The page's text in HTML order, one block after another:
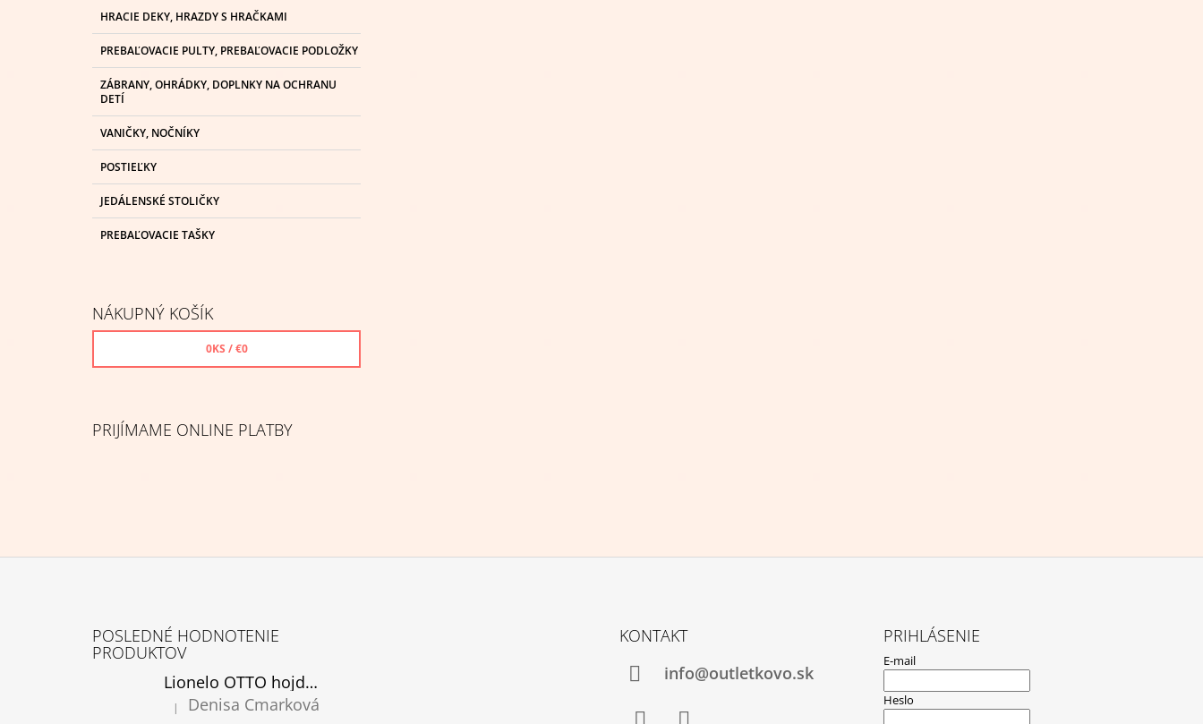
HRACIE DEKY, HRAZDY S HRAČKAMI
PREBAĽOVACIE PULTY, PREBAĽOVACIE PODLOŽKY
ZÁBRANY, OHRÁDKY, DOPLNKY NA OCHRANU
DETÍ
VANIČKY, NOČNÍKY
POSTIEĽKY
JEDÁLENSKÉ STOLIČKY
PREBAĽOVACIE TAŠKY
NÁKUPNÝ KOŠÍK
0KS /€0
PRIJÍMAME ONLINE PLATBY
POSLEDNÉ HODNOTENIE
PRODUKTOV
Lionelo OTTO hojdacie kreslo cozy grey, rozbalené
Hodnotenie produktu je 5 z 5 hviezdičiek.
| Denisa Cmarková
KONTAKT
info@outletkovo.sk
PRIHLÁSENIE
E-mail
Heslo